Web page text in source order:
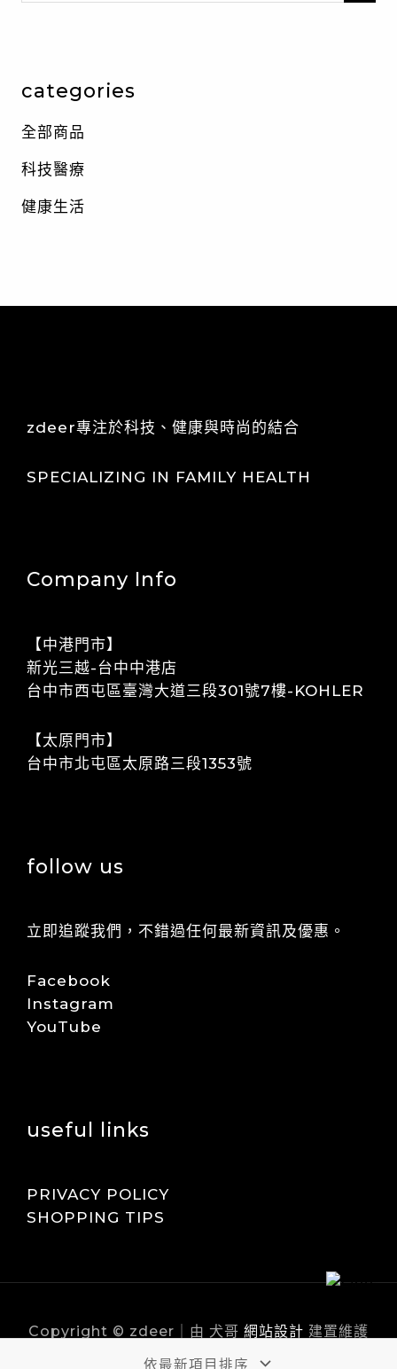
categories
全部商品
科技醫療
健康生活
zdeer專注於科技、健康與時尚的結合
SPECIALIZING IN FAMILY HEALTH
Company Info
【中港門市】
​​新光三越-台中中港店
​​​​台中市西屯區臺灣大道三段301號7樓-KOHLER
【太原門市】
​​台中市北屯區太原路三段1353號
follow us
立即追蹤我們，不錯過任何最新資訊及優惠。
Facebook
Instagram
YouTube
useful links
PRIVACY POLICY
SHOPPING TIPS
Copyright © zdeer｜由 犬哥 網站設計 建置維護